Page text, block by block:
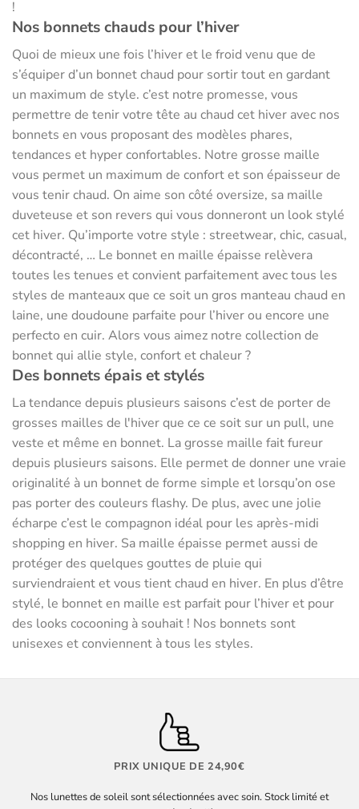
!
Nos bonnets chauds pour l’hiver
Quoi de mieux une fois l’hiver et le froid venu que de
s’équiper d’un bonnet chaud pour sortir tout en gardant
un maximum de style. c’est notre promesse, vous
permettre de tenir votre tête au chaud cet hiver avec nos
bonnets en vous proposant des modèles phares,
tendances et hyper confortables. Notre grosse maille
vous permet un maximum de confort et son épaisseur de
vous tenir chaud. On aime son côté oversize, sa maille
duveteuse et son revers qui vous donneront un look stylé
cet hiver. Qu’importe votre style : streetwear, chic, casual,
décontracté, … Le bonnet en maille épaisse relèvera
toutes les tenues et convient parfaitement avec tous les
styles de manteaux que ce soit un gros manteau chaud en
laine, une doudoune parfaite pour l’hiver ou encore une
perfecto en cuir. Alors vous aimez notre collection de
bonnet qui allie style, confort et chaleur ?
Des bonnets épais et stylés
La tendance depuis plusieurs saisons c’est de porter de
grosses mailles de l'hiver que ce ce soit sur un pull, une
veste et même en bonnet. La grosse maille fait fureur
depuis plusieurs saisons. Elle permet de donner une vraie
originalité à un bonnet de forme simple et lorsqu’on ose
pas porter des couleurs flashy. De plus, avec une jolie
écharpe c’est le compagnon idéal pour les après-midi
shopping en hiver. Sa maille épaisse permet aussi de
protéger des quelques gouttes de pluie qui
surviendraient et vous tient chaud en hiver. En plus d’être
stylé, le bonnet en maille est parfait pour l’hiver et pour
des looks cocooning à souhait ! Nos bonnets sont
unisexes et conviennent à tous les styles.
PRIX UNIQUE DE 24,90€
Nos lunettes de soleil sont sélectionnées avec soin. Stock limité et